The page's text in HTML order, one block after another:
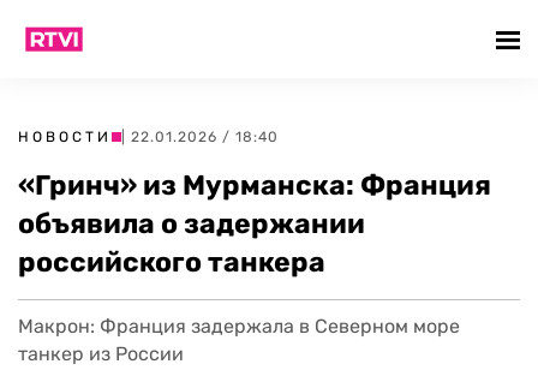
НОВОСТИ | 22.01.2026 / 18:40
«Гринч» из Мурманска: Франция
объявила о задержании
российского танкера
Макрон: Франция задержала в Северном море
танкер из России